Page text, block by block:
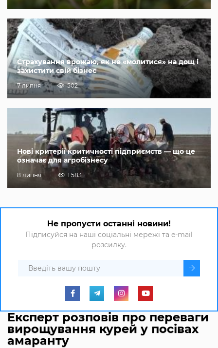
Страхування врожаю, як не «молитися» на дощ і
захистити свій бізнес
7 липня 502
Нові критерії критичності підприємств — що це
означає для агробізнесу
8 липня 1 583
Не пропусти останні новини!
Підписуйся на наші соціальні мережі та e-mail
розсилку.
Експерт розповів про переваги
вирощування курей у посівах
амаранту